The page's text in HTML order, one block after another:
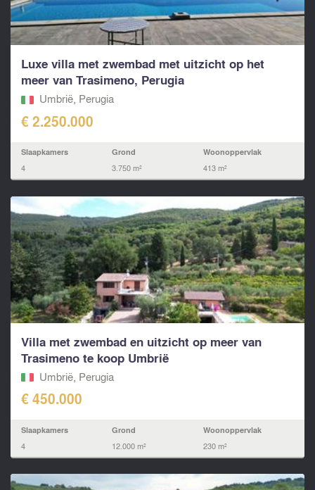
Luxe villa met zwembad met uitzicht op het
meer van Trasimeno, Perugia
Umbrië, Perugia
€ 2.250.000
Slaapkamers
4
Grond
3.750 m²
Woonoppervlak
413 m²
Villa met zwembad en uitzicht op meer van
Trasimeno te koop Umbrië
Umbrië, Perugia
€ 450.000
Slaapkamers
4
Grond
12.000 m²
Woonoppervlak
230 m²